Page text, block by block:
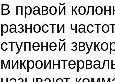
В правой
разности
ступеней